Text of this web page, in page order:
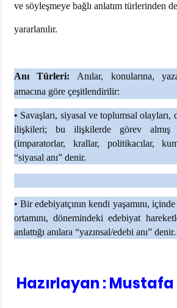
ve söyleşmeye bağlı anlatım türlerinden de
yararlanılır.
Anı Türleri: Anılar, konularına,
amacına göre çeşitlendirilir:
• Savaşları, siyasal ve toplumsal olayları,
ilişkileri; bu ilişkilerde görev almış
(imparatorlar, krallar, politikacılar,
“siyasal anı” denir.
• Bir edebiyatçının kendi yaşamını,
ortamını, dönemindeki edebiyat
anlattığı anılara “yazınsal/edebi anı” denir.
Hazırlayan : Mustafa